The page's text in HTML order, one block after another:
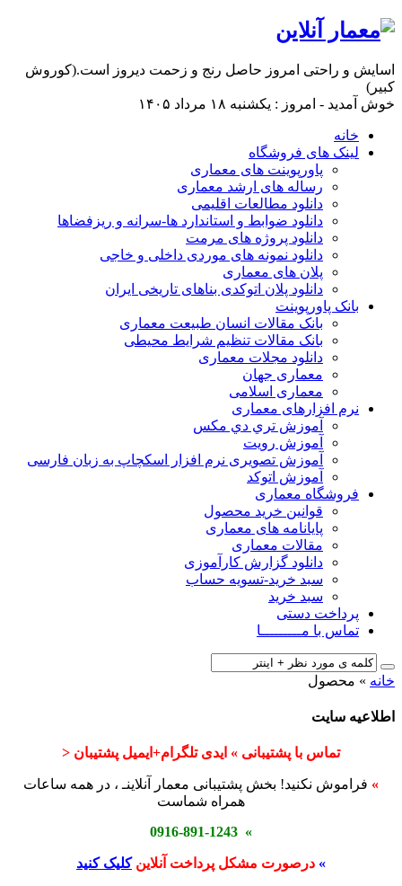
اسایش و راحتی امروز حاصل رنج و زحمت دیروز است.(کوروش
کبیر)
خوش آمدید - امروز : یکشنبه ۱۸ مرداد ۱۴۰۵
خانه
لینک های فروشگاه
پاورپوینت های معماری
رساله های ارشد معماری
دانلود مطالعات اقلیمی
دانلود ضوابط و استاندارد ها-سرانه و ریزفضاها
دانلود پروژه های مرمت
دانلود نمونه های موردی داخلی و خاجی
پلان های معماری
دانلود پلان اتوکدی بناهای تاریخی ایران
بانک پاورپوینت
بانک مقالات انسان طبیعت معماری
بانک مقالات تنظیم شرایط محیطی
دانلود مجلات معماری
معماری جهان
معماری اسلامی
نرم افزارهای معماری
آﻣﻮزش ﺗﺮي دي ﻣﮑﺲ
آموزش رویت
آموزش تصویری نرم افزار اسکچاپ به زبان فارسی
آموزش اتوکد
فروشگاه معماری
قوانین خرید محصول
پایانامه های معماری
مقالات معماری
دانلود گزارش کارآموزی
سبد خرید-تسویه حساب
سبد خرید
پرداخت دستی
تماس با مـــــــــا
خانه » محصول
اطلاعیه سایت
تماس با پشتیبانی » ایدی تلگرام+ایمیل پشتیبان <
» فراموش نکنید! بخش پشتیبانی معمار آنلاینـ ، در همه ساعات
همراه شماست
» 0916-891-1243
» درصورت مشکل پرداخت آنلاینکلیک کنید